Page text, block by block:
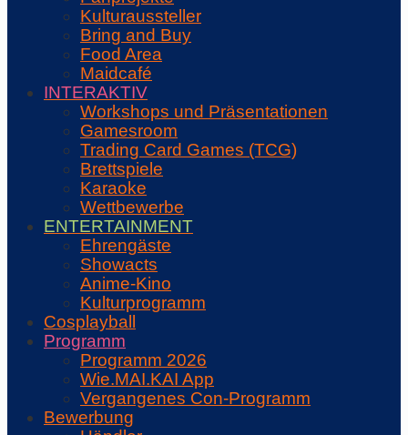
Kulturaussteller
Bring and Buy
Food Area
Maidcafé
INTERAKTIV
Workshops und Präsentationen
Gamesroom
Trading Card Games (TCG)
Brettspiele
Karaoke
Wettbewerbe
ENTERTAINMENT
Ehrengäste
Showacts
Anime-Kino
Kulturprogramm
Cosplayball
Programm
Programm 2026
Wie.MAI.KAI App
Vergangenes Con-Programm
Bewerbung